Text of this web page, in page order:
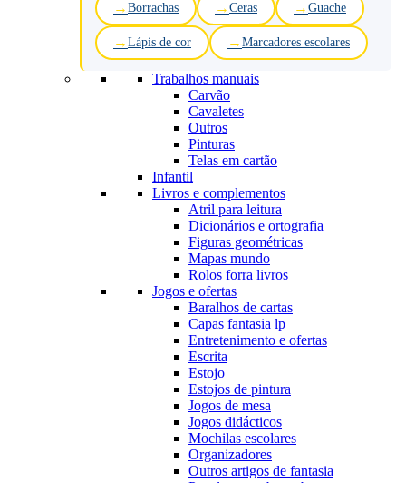
Borrachas Ceras Guache
Lápis de cor Marcadores escolares
Trabalhos manuais
Carvão
Cavaletes
Outros
Pinturas
Telas em cartão
Infantil
Livros e complementos
Atril para leitura
Dicionários e ortografia
Figuras geométricas
Mapas mundo
Rolos forra livros
Jogos e ofertas
Baralhos de cartas
Capas fantasia lp
Entretenimento e ofertas
Escrita
Estojo
Estojos de pintura
Jogos de mesa
Jogos didácticos
Mochilas escolares
Organizadores
Outros artigos de fantasia